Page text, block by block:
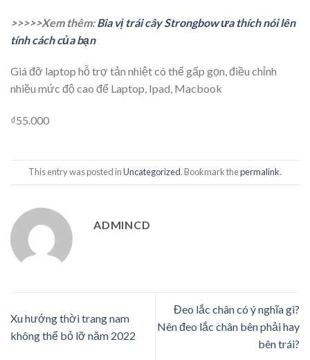
>>>>>Xem thêm:Bia vị trái cây Strongbow ưa thích nói lên
tính cách của bạn
Giá đỡ laptop hỗ trợ tản nhiệt có thể gấp gọn, điều chỉnh
nhiều mức độ cao để Laptop, Ipad, Macbook
₫55.000
This entry was posted inUncategorized. Bookmark thepermalink.
ADMINCD
Xu hướng thời trang nam
không thể bỏ lỡ năm 2022
Đeo lắc chân có ý nghĩa gì?
Nên đeo lắc chân bên phải hay
bên trái?